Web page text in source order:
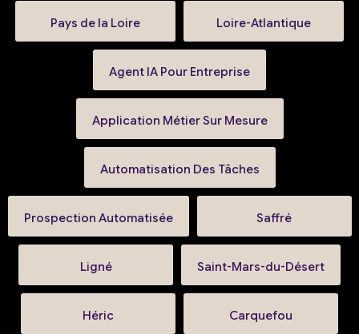
Pays de la Loire Loire-Atlantique
Agent IA Pour Entreprise
Application Métier Sur Mesure
Automatisation Des Tâches
Prospection Automatisée Saffré
Ligné Saint-Mars-du-Désert
Héric Carquefou